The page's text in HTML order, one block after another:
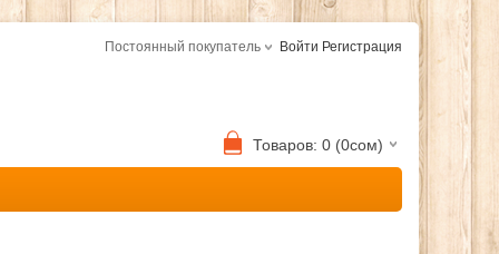
Постоянный покупатель Войти Регистрация
Товаров: 0 (0сом)